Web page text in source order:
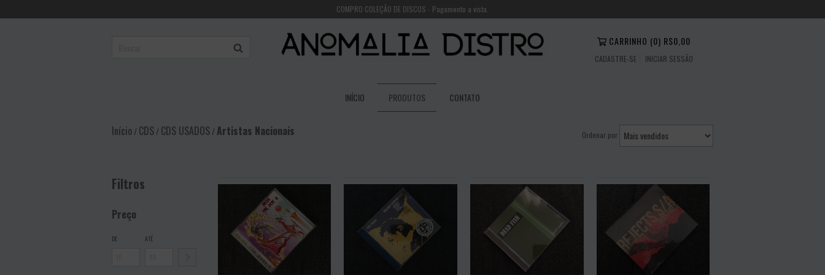
COMPRO COLEÇÃO DE DISCOS - Pagamento a vista.
CARRINHO (0) R$0,00
CADASTRE-SE INICIAR SESSÃO
INÍCIO PRODUTOS CONTATO
Início/CDS/CDS USADOS/Artistas Nacionais Ordenar por
Filtros
Preço
DE ATÉ